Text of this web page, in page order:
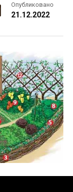
Опубликовано
21.12.2022